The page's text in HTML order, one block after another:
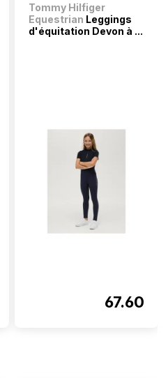
Tommy Hilfiger
Equestrian Leggings
d'équitation Devon à ...
67.60